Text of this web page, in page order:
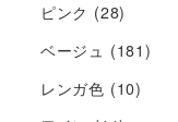
ピンク (28)
ベージュ (181)
レンガ色 (10)